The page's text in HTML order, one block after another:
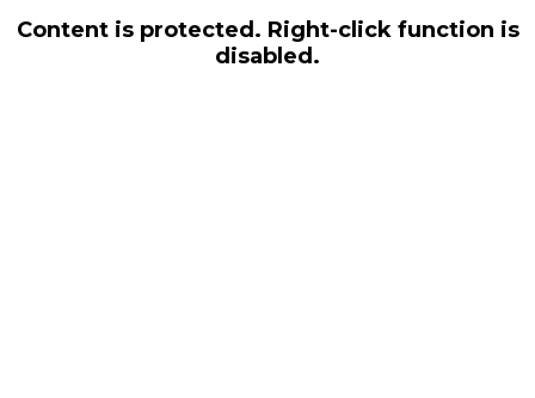
Content is protected. Right-click function is
disabled.